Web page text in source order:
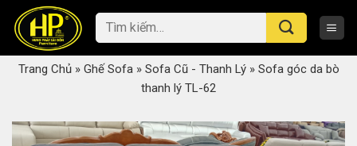
content
Tìm
kiếm:
Trang Chủ» Ghế Sofa» Sofa Cũ - Thanh Lý» Sofa góc da bò
thanh lý TL-62